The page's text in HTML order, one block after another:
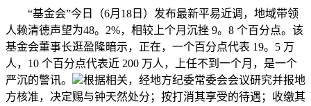
“基金会”今日（6月18日）发布最新平易近调，地域带领
人赖清德声望为48。2%，相较上个月沉挫 9。8 个百分点。该
基金会董事长逛盈隆暗示，正在，一个百分点代表 19。5 万
人，10 个百分点代表近 200 万人，上任不到一个月，是一个
严沉的警讯。
根据相关，经地方纪委常委会会议研究并报地
方核准，决定赐与钟天然处分；按打消其享受的待遇；收缴其